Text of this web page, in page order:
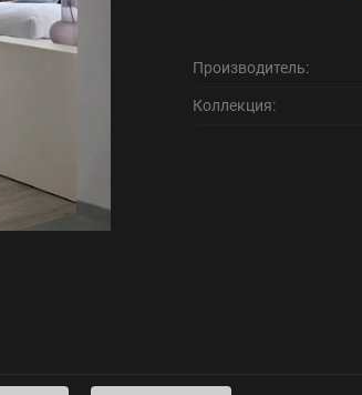
Производитель:
Коллекция: